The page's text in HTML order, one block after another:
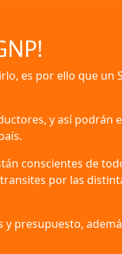
es por ello que un
y así podrán
conscientes de
por las
y presupuesto,